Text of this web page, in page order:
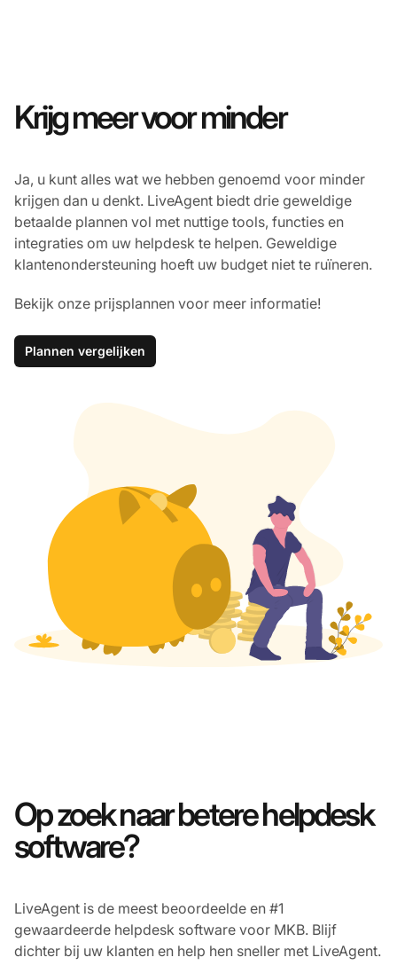
Krijg meer voor minder
Ja, u kunt alles wat we hebben genoemd voor minder
krijgen dan u denkt. LiveAgent biedt drie geweldige
betaalde plannen vol met nuttige tools, functies en
integraties om uw helpdesk te helpen. Geweldige
klantenondersteuning hoeft uw budget niet te ruïneren.
Bekijk onze prijsplannen voor meer informatie!
Plannen vergelijken
Op zoek naar betere helpdesk
software?
LiveAgent is de meest beoordeelde en #1
gewaardeerde helpdesk software voor MKB. Blijf
dichter bij uw klanten en help hen sneller met LiveAgent.